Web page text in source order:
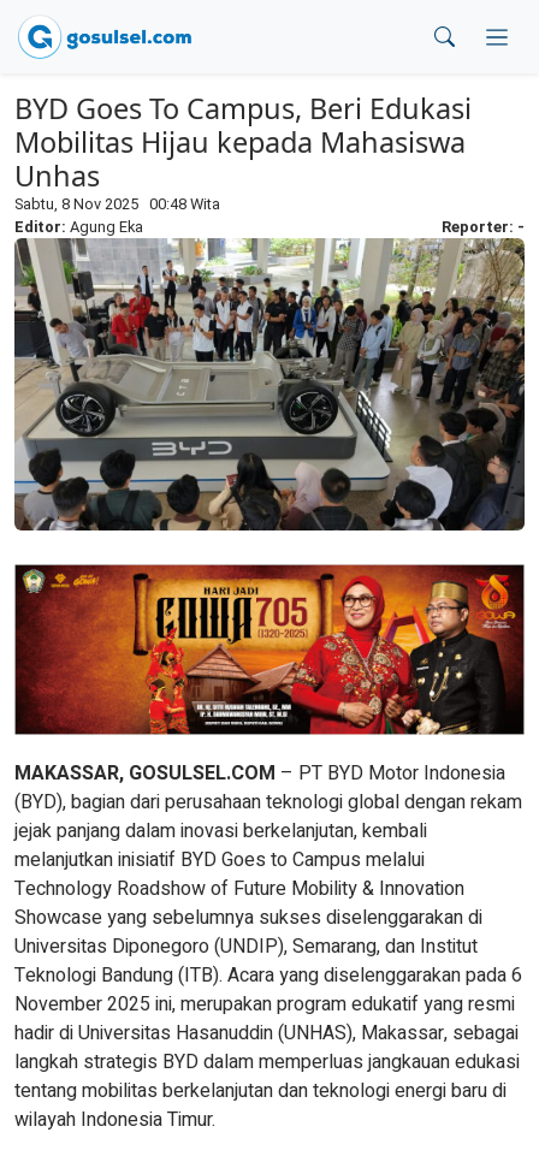
BYD Goes To Campus, Beri Edukasi
Mobilitas Hijau kepada Mahasiswa
Unhas
Sabtu, 8 Nov 2025 00:48 Wita
Editor: Agung Eka Reporter: -
MAKASSAR, GOSULSEL.COM – PT BYD Motor Indonesia
(BYD), bagian dari perusahaan teknologi global dengan rekam
jejak panjang dalam inovasi berkelanjutan, kembali
melanjutkan inisiatif BYD Goes to Campus melalui
Technology Roadshow of Future Mobility & Innovation
Showcase yang sebelumnya sukses diselenggarakan di
Universitas Diponegoro (UNDIP), Semarang, dan Institut
Teknologi Bandung (ITB). Acara yang diselenggarakan pada 6
November 2025 ini, merupakan program edukatif yang resmi
hadir di Universitas Hasanuddin (UNHAS), Makassar, sebagai
langkah strategis BYD dalam memperluas jangkauan edukasi
tentang mobilitas berkelanjutan dan teknologi energi baru di
wilayah Indonesia Timur.